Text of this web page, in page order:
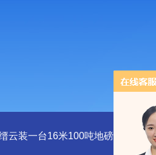
云装一台16米100吨地磅多少钱？